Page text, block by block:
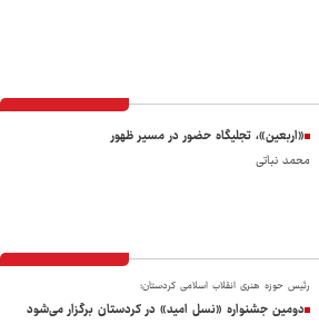
«اربعین»، تجلیگاه حضور در مسیر ظهور
محمد نباتی
رئیس حوزه هنری انقلاب اسلامی کردستان؛
دومین جشنواره «نسل امید» در کردستان برگزار می‌شود